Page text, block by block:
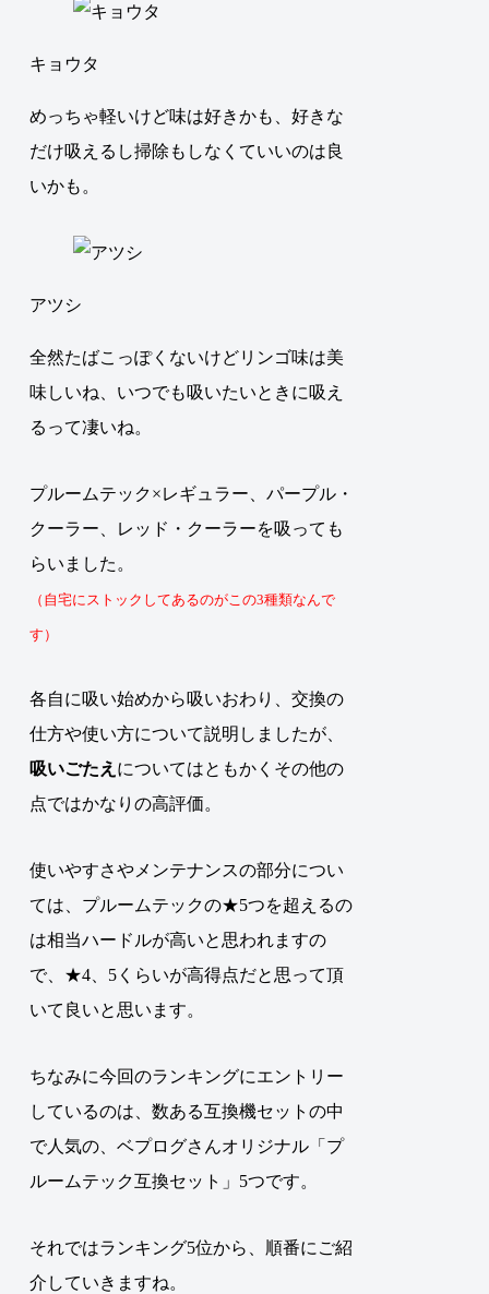
キョウタ
めっちゃ軽いけど味は好きかも、好きな
だけ吸えるし掃除もしなくていいのは良
いかも。
アツシ
全然たばこっぽくないけどリンゴ味は美
味しいね、いつでも吸いたいときに吸え
るって凄いね。
プルームテック×レギュラー、パープル・
クーラー、レッド・クーラーを吸っても
らいました。
（自宅にストックしてあるのがこの3種類なんで
す）
各自に吸い始めから吸いおわり、交換の
仕方や使い方について説明しましたが、
吸いごたえ についてはともかくその他の
点ではかなりの高評価。
使いやすさやメンテナンスの部分につい
ては、プルームテックの★5つを超えるの
は相当ハードルが高いと思われますの
で、★4、5くらいが高得点だと思って頂
いて良いと思います。
ちなみに今回のランキングにエントリー
しているのは、数ある互換機セットの中
で人気の、ベプログさんオリジナル「プ
ルームテック互換セット」5つです。
それではランキング5位から、順番にご紹
介していきますね。